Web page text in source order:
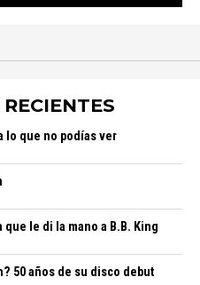
lo que no podías ver
le di la mano a B.B. King
50 años de su disco debut